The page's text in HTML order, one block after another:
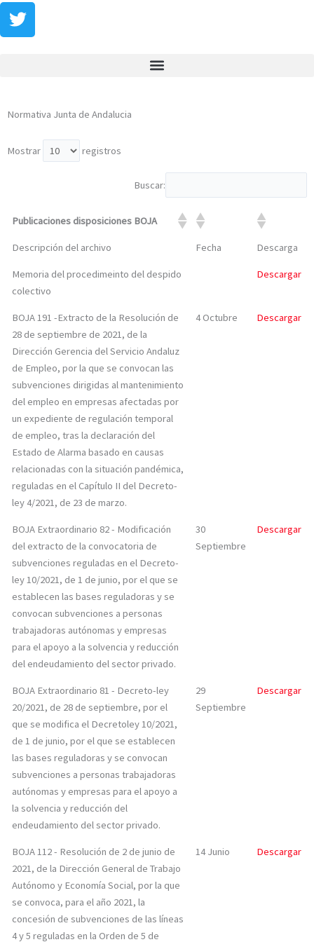
Normativa Junta de Andalucia
Mostrar registros
Buscar:
Publicaciones disposiciones BOJA
Descripción del archivo Fecha Descarga
Memoria del procedimeinto del despido
colectivo
Descargar
BOJA 191 -Extracto de la Resolución de
28 de septiembre de 2021, de la
Dirección Gerencia del Servicio Andaluz
de Empleo, por la que se convocan las
subvenciones dirigidas al mantenimiento
del empleo en empresas afectadas por
un expediente de regulación temporal
de empleo, tras la declaración del
Estado de Alarma basado en causas
relacionadas con la situación pandémica,
reguladas en el Capítulo II del Decreto-
ley 4/2021, de 23 de marzo.
4 Octubre Descargar
BOJA Extraordinario 82 - Modificación
del extracto de la convocatoria de
subvenciones reguladas en el Decreto-
ley 10/2021, de 1 de junio, por el que se
establecen las bases reguladoras y se
convocan subvenciones a personas
trabajadoras autónomas y empresas
para el apoyo a la solvencia y reducción
del endeudamiento del sector privado.
30
Septiembre
Descargar
BOJA Extraordinario 81 - Decreto-ley
20/2021, de 28 de septiembre, por el
que se modifica el Decretoley 10/2021,
de 1 de junio, por el que se establecen
las bases reguladoras y se convocan
subvenciones a personas trabajadoras
autónomas y empresas para el apoyo a
la solvencia y reducción del
endeudamiento del sector privado.
29
Septiembre
Descargar
BOJA 112 - Resolución de 2 de junio de
2021, de la Dirección General de Trabajo
Autónomo y Economía Social, por la que
se convoca, para el año 2021, la
concesión de subvenciones de las líneas
4 y 5 reguladas en la Orden de 5 de
14 Junio Descargar